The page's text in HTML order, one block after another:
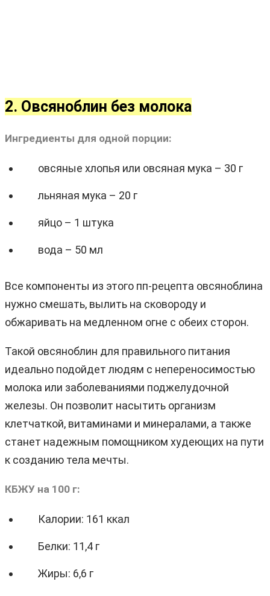
2. Овсяноблин без молока
Ингредиенты для одной порции:
овсяные хлопья или овсяная мука – 30 г
льняная мука – 20 г
яйцо – 1 штука
вода – 50 мл
Все компоненты из этого пп-рецепта овсяноблина
нужно смешать, вылить на сковороду и
обжаривать на медленном огне с обеих сторон.
Такой овсяноблин для правильного питания
идеально подойдет людям с непереносимостью
молока или заболеваниями поджелудочной
железы. Он позволит насытить организм
клетчаткой, витаминами и минералами, а также
станет надежным помощником худеющих на пути
к созданию тела мечты.
КБЖУ на 100 г:
Калории: 161 ккал
Белки: 11,4 г
Жиры: 6,6 г